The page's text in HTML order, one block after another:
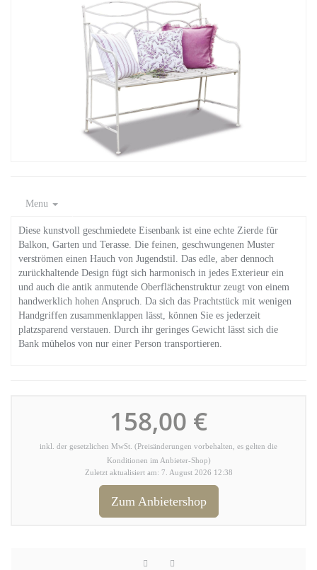
Menu
Diese kunstvoll geschmiedete Eisenbank ist eine echte Zierde für
Balkon, Garten und Terasse. Die feinen, geschwungenen Muster
verströmen einen Hauch von Jugendstil. Das edle, aber dennoch
zurückhaltende Design fügt sich harmonisch in jedes Exterieur ein
und auch die antik anmutende Oberflächenstruktur zeugt von einem
handwerklich hohen Anspruch. Da sich das Prachtstück mit wenigen
Handgriffen zusammenklappen lässt, können Sie es jederzeit
platzsparend verstauen. Durch ihr geringes Gewicht lässt sich die
Bank mühelos von nur einer Person transportieren.
158,00 €
inkl. der gesetzlichen MwSt. (Preisänderungen vorbehalten, es gelten die
Konditionen im Anbieter-Shop)
Zuletzt aktualisiert am: 7. August 2026 12:38
Zum Anbietershop